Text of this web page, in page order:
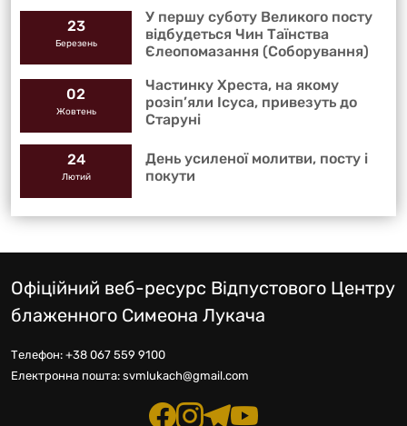
23
Березень
У першу суботу Великого посту
відбудеться Чин Таїнства
Єлеопомазання (Соборування)
02
Жовтень
Частинку Хреста, на якому
розіп’яли Ісуса, привезуть до
Старуні
24
Лютий
День усиленої молитви, посту і
покути
Офіційний веб-ресурс Відпустового Центру
блаженного Симеона Лукача
Телефон: +38 067 559 9100
Електронна пошта: svmlukach@gmail.com